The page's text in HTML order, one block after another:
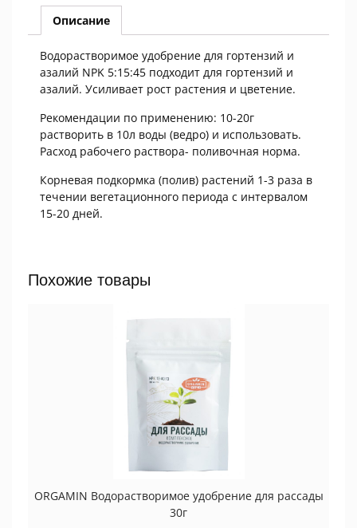
450г
quantityОписание
Водорастворимое удобрение для гортензий и
азалий NPK 5:15:45 подходит для гортензий и
азалий. Усиливает рост растения и цветение.
Рекомендации по применению: 10-20г
растворить в 10л воды (ведро) и использовать.
Расход рабочего раствора- поливочная норма.
Корневая подкормка (полив) растений 1-3 раза в
течении вегетационного периода с интервалом
15-20 дней.
Похожие товары
ORGAMIN Водорастворимое удобрение для рассады
30г